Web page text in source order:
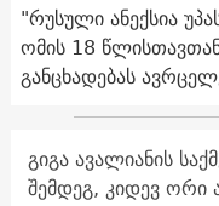
"რუსული ანექსია
ომის 18
განცხადებას
გიგა ავალიანის
შემდეგ, კიდევ